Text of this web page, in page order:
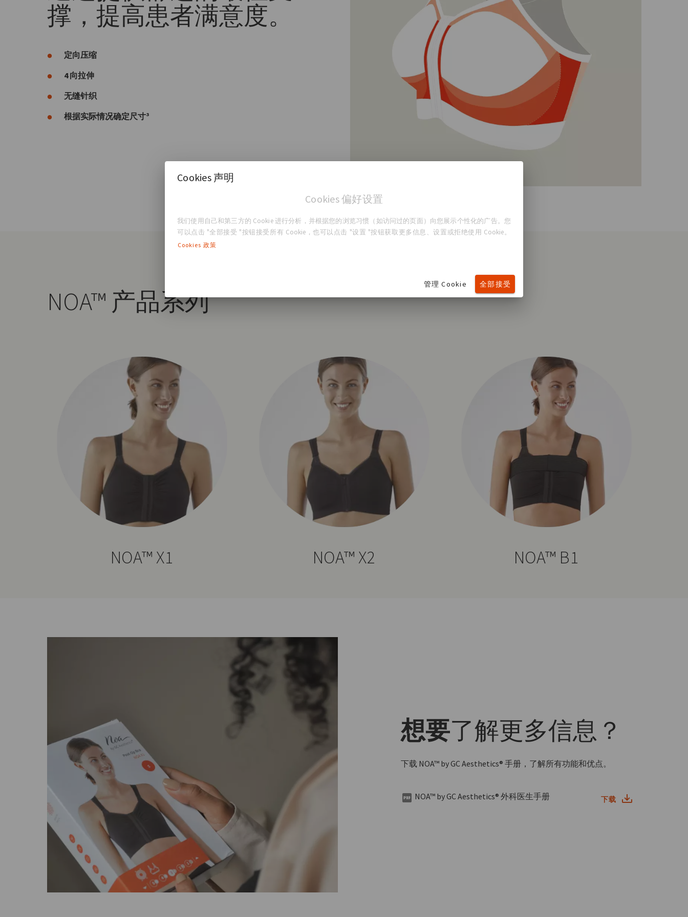
撑，提高患者满意度。
定向压缩
4 向拉伸
无缝针织
根据实际情况确定尺寸³
NOA™ 产品系列
NOA™ X1 NOA™ X2 NOA™ B1
想要了解更多信息？
下载 NOA™ by GC Aesthetics® 手册，了解所有功能和优点。
NOA™ by GC Aesthetics® 外科医生手册 下载
Cookies 声明
Cookies 偏好设置
我们使用自己和第三方的 Cookie 进行分析，并根据您的浏览习惯（如访问过的页面）向您展示个性化的广告。您
可以点击 "全部接受 "按钮接受所有 Cookie，也可以点击 "设置 "按钮获取更多信息、设置或拒绝使用 Cookie。
Cookies 政策
管理 Cookie 全部接受